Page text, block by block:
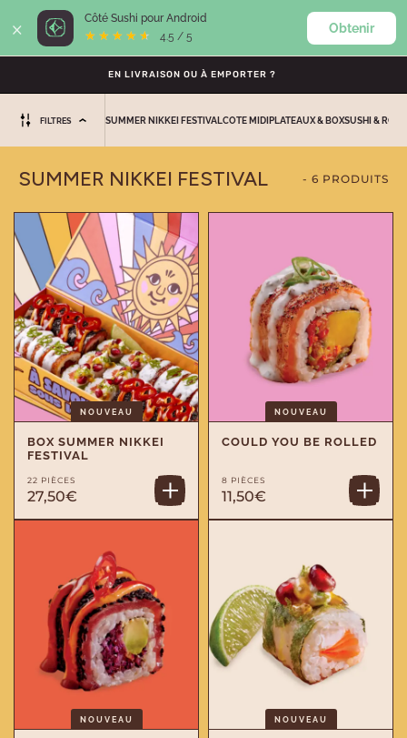
× Côté Sushi pour Android
★★★★★
★★★★★ 4.5 / 5
Obtenir
0
EN LIVRAISON OU À EMPORTER ?
FILTRES SUMMER NIKKEI FESTIVALCOTE MIDI PLATEAUX & BOXSUSHI &
SUMMER NIKKEI FESTIVAL - 6 PRODUITS
NOUVEAU
BOX SUMMER NIKKEI
FESTIVAL
22 PIÈCES
27,50€
NOUVEAU
COULD YOU BE ROLLED
8 PIÈCES
11,50€
NOUVEAU NOUVEAU